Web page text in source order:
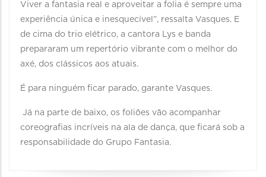
Viver a fantasia real e aproveitar a folia é sempre uma
experiência única e inesquecível”, ressalta Vasques. E
de cima do trio elétrico, a cantora Lys e banda
prepararam um repertório vibrante com o melhor do
axé, dos clássicos aos atuais.
É para ninguém ficar parado, garante Vasques.
Já na parte de baixo, os foliões vão acompanhar
coreografias incríveis na ala de dança, que ficará sob a
responsabilidade do Grupo Fantasia.